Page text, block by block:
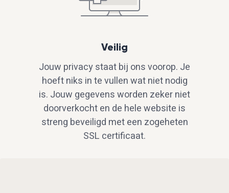
Veilig
Jouw privacy staat bij ons voorop. Je
hoeft niks in te vullen wat niet nodig
is. Jouw gegevens worden zeker niet
doorverkocht en de hele website is
streng beveiligd met een zogeheten
SSL certificaat.